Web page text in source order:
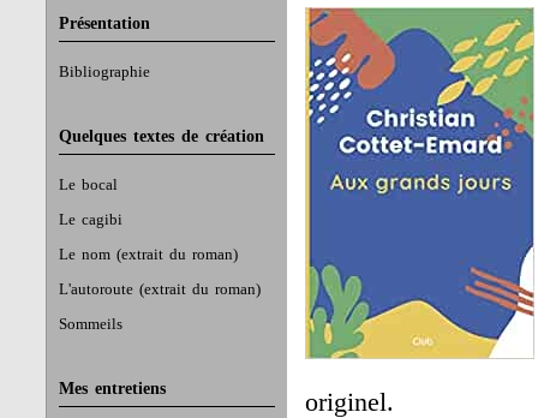
Présentation
Bibliographie
Quelques textes de création
Le bocal
Le cagibi
Le nom (extrait du roman)
L'autoroute (extrait du roman)
Sommeils
Mes entretiens
originel.